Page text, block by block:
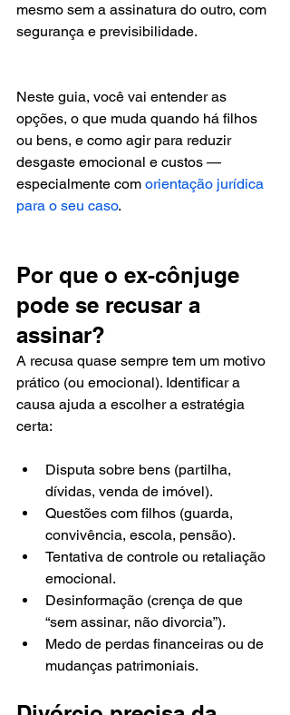
mesmo sem a assinatura do outro, com
segurança e previsibilidade.
Neste guia, você vai entender as
opções, o que muda quando há filhos
ou bens, e como agir para reduzir
desgaste emocional e custos —
especialmente com orientação jurídica
para o seu caso.
Por que o ex-cônjuge
pode se recusar a
assinar?
A recusa quase sempre tem um motivo
prático (ou emocional). Identificar a
causa ajuda a escolher a estratégia
certa:
Disputa sobre bens (partilha,
dívidas, venda de imóvel).
Questões com filhos (guarda,
convivência, escola, pensão).
Tentativa de controle ou retaliação
emocional.
Desinformação (crença de que
“sem assinar, não divorcia”).
Medo de perdas financeiras ou de
mudanças patrimoniais.